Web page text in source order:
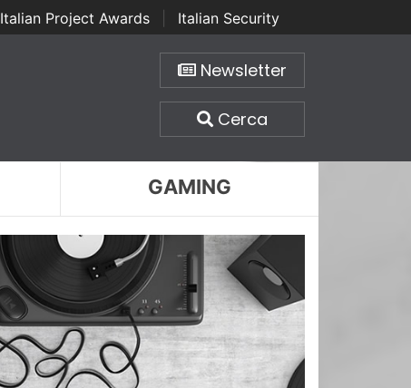
Italian Project Awards
Italian Security
Newsletter
Cerca
GAMING